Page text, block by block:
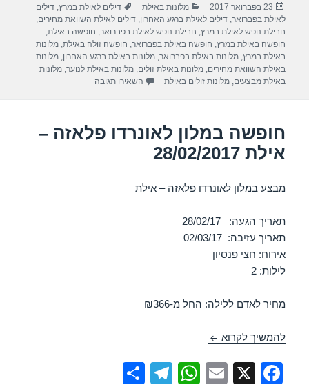
e
b
o
o
s
A
p
p
gr
a
m
e
פורסם
בתאריך
23 בפברואר 2017 קטגוריות
מלונות באילת תגיות
דילים לאילת במרץ ,דילים
לאילת בפברואר ,דילים לאילת ברגע האחרון ,דילים לאילת השוואת מחירים
חבילת נופש לאילת במרץ חבילת נופש לאילת בפברואר חופשה באילת
חופשה באילת במרץ חופשה באילת בפברואר חופשה זולה באילת ,מלונות
באילת במרץ ,מלונות באילת בפברואר ,מלונות באילת ברגע האחרון ,מלונות
באילת השוואת מחירים ,מלונות באילת זולים ,מלונות באילת לנוער ,מלונות
באילת מבצעים ,מלונות זולים באילת השאירו תגובה
חופשה במלון לאונרדו פלאזה –
אילת 28/02/2017
מבצע במלון לאונרדו פלאזה – אילת
תאריך הגעה: 28/02/17
תאריך עזיבה: 02/03/17
אירוח: חצי פנסיון
לילות: 2
מחיר לאדם ללילה: החל מ-₪366
להמשיך לקרוא חופשה במלון לאונרדו פלאזה – אילת 28/02/2017
F
X
E
W
T